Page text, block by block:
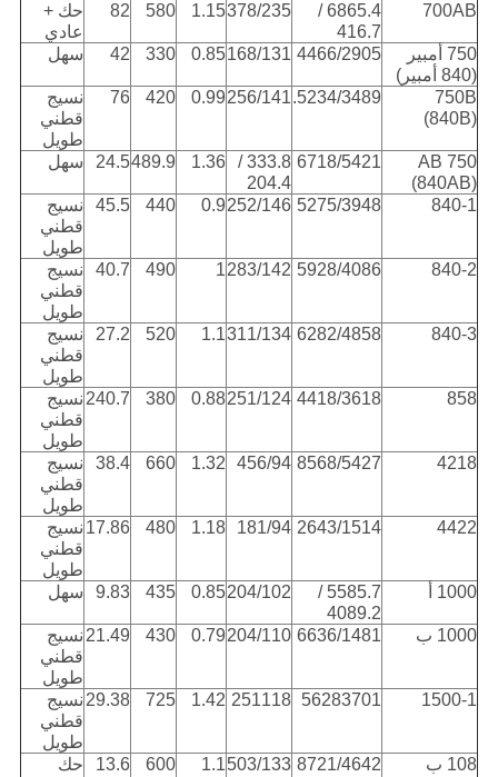
700AB
6865.4 /
416.7
378/235
1.15
580
82
حك +
عادي
750 أمبير
(840 أمبير)
4466/2905
168/131
0.85
330
42 سهل
750B
(840B)
5234/3489.
256/141
0.99
420
76
نسيج
قطني
طويل
750 AB
(840AB)
6718/5421
333.8 /
204.4
1.36
489.9
24.5 سهل
840-1
5275/3948
252/146
0.9
440
45.5
نسيج
قطني
طويل
840-2
5928/4086
283/142
1
490
40.7
نسيج
قطني
طويل
840-3
6282/4858
311/134
1.1
520
27.2
نسيج
قطني
طويل
858
4418/3618
251/124
0.88
380
240.7نسيج
قطني
طويل
4218
8568/5427
456/94
1.32
660
38.4
نسيج
قطني
طويل
4422
2643/1514
181/94
1.18
480
17.86 نسيج
قطني
طويل
1000 أ
5585.7 /
4089.2
204/102
0.85
435
9.83 سهل
1000 ب 6636/1481
204/110
0.79
430
21.49نسيج
قطني
طويل
1500-1
56283701
251118
1.42
725
29.38نسيج
قطني
طويل
108 ب
8721/4642
503/133
1.1
600
13.6
حك